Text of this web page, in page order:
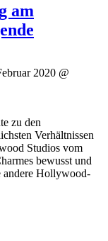
am
2020 @
zu den
Verhältnissen
Studios vom
bewusst und
andere Hollywood-